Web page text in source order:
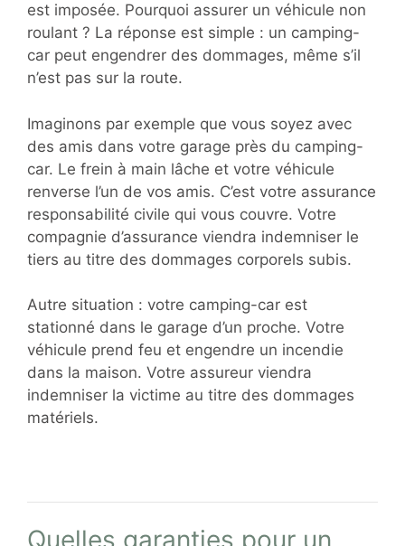
est imposée. Pourquoi assurer un véhicule non
roulant ? La réponse est simple : un camping-
car peut engendrer des dommages, même s’il
n’est pas sur la route.
Imaginons par exemple que vous soyez avec
des amis dans votre garage près du camping-
car. Le frein à main lâche et votre véhicule
renverse l’un de vos amis. C’est votre assurance
responsabilité civile qui vous couvre. Votre
compagnie d’assurance viendra indemniser le
tiers au titre des dommages corporels subis.
Autre situation : votre camping-car est
stationné dans le garage d’un proche. Votre
véhicule prend feu et engendre un incendie
dans la maison. Votre assureur viendra
indemniser la victime au titre des dommages
matériels.
Quelles garanties pour un